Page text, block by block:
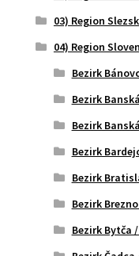
03) Region
04) Region
Bezirk
Bezirk
Bezirk
Bezirk
Bezirk
Bezirk
Bezirk Bytča